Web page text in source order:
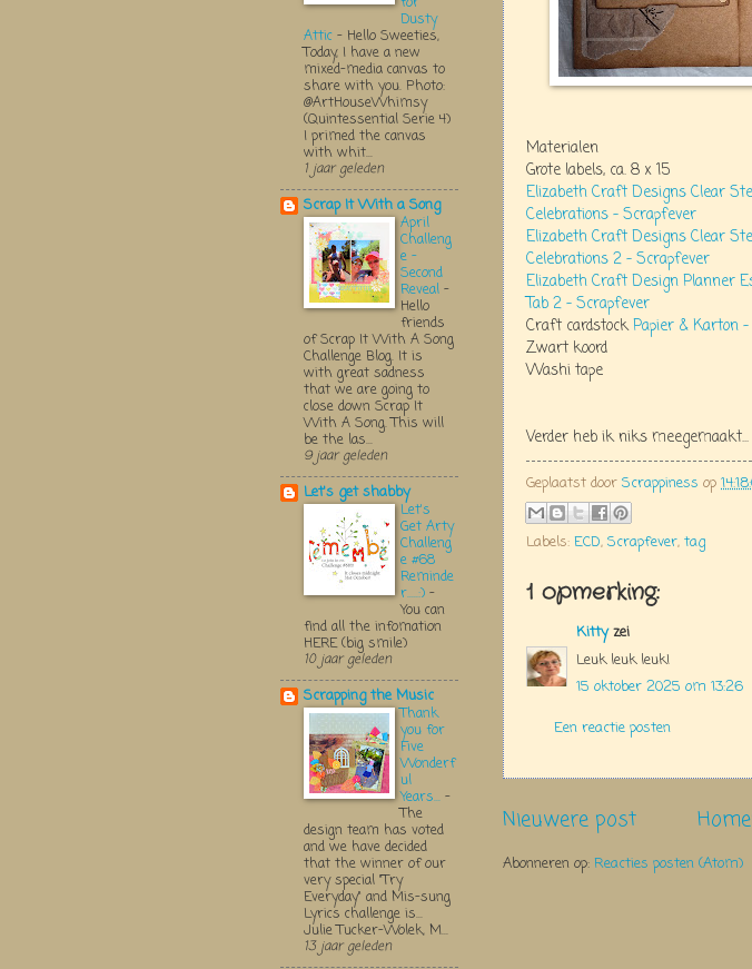
Materialen
Grote labels, ca. 8 x 15
Elizabeth Craft Designs Clear
Celebrations – Scrapfever
Elizabeth Craft Designs Clear
Celebrations 2 – Scrapfever
Elizabeth Craft Design Planner
Tab 2 – Scrapfever
Craft cardstockPapier & Karton
Zwart koord
Washi tape
Verder heb ik niks meegemaakt...
Geplaatst door Scrappiness op
Labels: ECD, Scrapfever, tag
1 opmerking:
Kittyzei
Leuk leuk leuk!
15 oktober 2025 om 13:26
Een reactie posten
Nieuwere post
Abonneren op: Reacties posten (Atom)
Dusty
Attic - Hello Sweeties,
Today, I have a new
mixed-media canvas to
share with you. Photo:
@ArtHouseWhimsy
(Quintessential Serie 4)
I primed the canvas
with whit...
1 jaar geleden
Scrap It With a Song
April
Challeng
e -
Second
Reveal -
Hello
friends
of Scrap It With A Song
Challenge Blog. It is
with great sadness
that we are going to
close down Scrap It
With A Song. This will
be the las...
9 jaar geleden
Let's get shabby
Let's
Get Arty
Challeng
e #68
Reminde
r.....:) -
You can
find all the infomation
HERE (big smile)
10 jaar geleden
Scrapping the Music
Thank
you for
Five
Wonderf
ul
Years... -
The
design team has voted
and we have decided
that the winner of our
very special "Try
Everyday" and Mis-sung
Lyrics challenge is...
Julie Tucker-Wolek, M...
13 jaar geleden